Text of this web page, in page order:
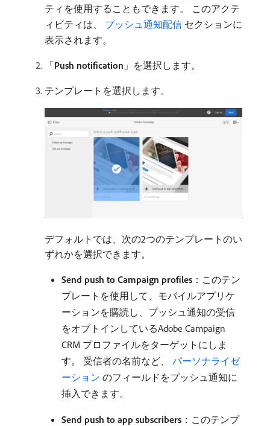
ティを使用することもできます。 このアクテ
ィビティは、
​ プッシュ通知配信 セクションに
表示されます。
「Push notification 」を選択します。
テンプレートを選択します。
デフォルトでは、次の2つのテンプレートのい
ずれかを選択できます。
Send push to Campaign profiles ：このテン
プレートを使用して、モバイルアプリケ
ーションを購読し、プッシュ通知の受信
をオプトインしているAdobe Campaign
CRM プロファイルをターゲットにしま
す。 受信者の名前など、
​ パーソナライゼ
ーション ​ のフィールドをプッシュ通知に
挿入できます。
Send push to app subscribers ：このテンプ